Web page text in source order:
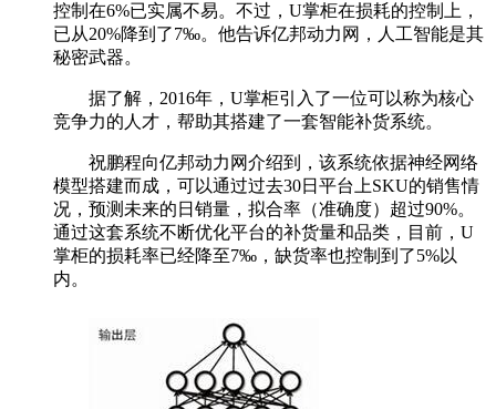
控制在6%已实属不易。不过，U掌柜在损耗的控制上，
已从20%降到了7‰。他告诉亿邦动力网，人工智能是其
秘密武器。
据了解，2016年，U掌柜引入了一位可以称为核心
竞争力的人才，帮助其搭建了一套智能补货系统。
祝鹏程向亿邦动力网介绍到，该系统依据神经网络
模型搭建而成，可以通过过去30日平台上SKU的销售情
况，预测未来的日销量，拟合率（准确度）超过90%。
通过这套系统不断优化平台的补货量和品类，目前，U
掌柜的损耗率已经降至7‰，缺货率也控制到了5%以
内。